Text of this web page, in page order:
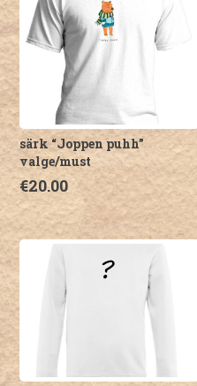
mitu
varianti.
Valikuid
teha
tootelehel.
särk “Joppen puhh”
valge/must
€20.00
Sellel
tootel
on
Valikuid
teha
tootelehel.